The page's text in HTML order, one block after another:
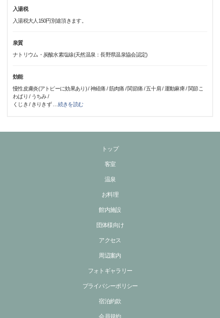
入湯税
入湯税大人150円別途頂きます。
泉質
ナトリウム・炭酸水素塩線(天然温泉：長野県温泉協会認定)
効能
慢性皮膚炎(アトピーに効果あり) / 神経痛 / 筋肉痛 / 関節痛 / 五十肩 / 運動麻痺 / 関節こ
わばり / うちみ /
くじき / きりきず
続きを読む
トップ
客室
温泉
お料理
館内施設
団体様向け
アクセス
周辺案内
フォトギャラリー
プライバシーポリシー
宿泊約款